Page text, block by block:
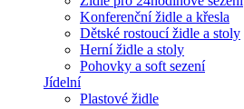
Konferenční židle a křesla
Dětské rostoucí židle a stoly
Herní židle a stoly
Pohovky a soft sezení
Jídelní
Plastové židle